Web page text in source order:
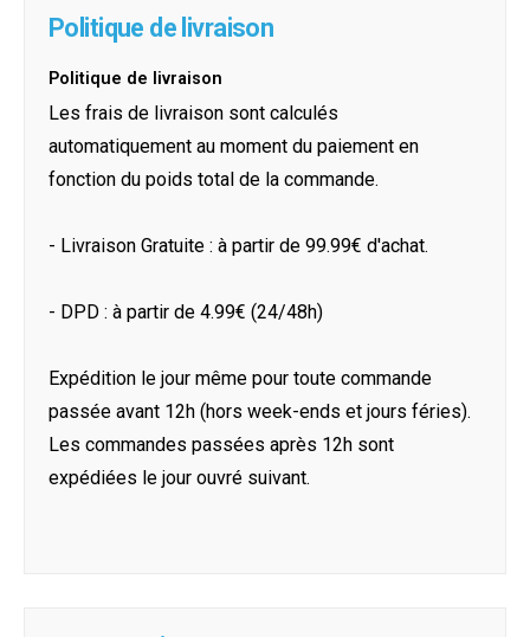
Politique de livraison
Politique de livraison
Les frais de livraison sont calculés
automatiquement au moment du paiement en
fonction du poids total de la commande.
- Livraison Gratuite : à partir de 99.99€ d'achat.
- DPD : à partir de 4.99€ (24/48h)
Expédition le jour même pour toute commande
passée avant 12h (hors week-ends et jours féries).
Les commandes passées après 12h sont
expédiées le jour ouvré suivant.